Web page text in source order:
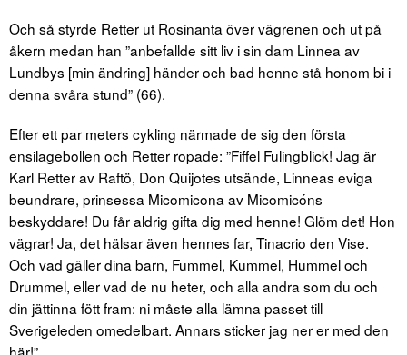
Och så styrde Retter ut Rosinanta över vägrenen och ut på
åkern medan han ”anbefallde sitt liv i sin dam Linnea av
Lundbys [min ändring] händer och bad henne stå honom bi i
denna svåra stund” (66).
Efter ett par meters cykling närmade de sig den första
ensilagebollen och Retter ropade: ”Fiffel Fulingblick! Jag är
Karl Retter av Raftö, Don Quijotes utsände, Linneas eviga
beundrare, prinsessa Micomicona av Micomicóns
beskyddare! Du får aldrig gifta dig med henne! Glöm det! Hon
vägrar! Ja, det hälsar även hennes far, Tinacrio den Vise.
Och vad gäller dina barn, Fummel, Kummel, Hummel och
Drummel, eller vad de nu heter, och alla andra som du och
din jättinna fött fram: ni måste alla lämna passet till
Sverigeleden omedelbart. Annars sticker jag ner er med den